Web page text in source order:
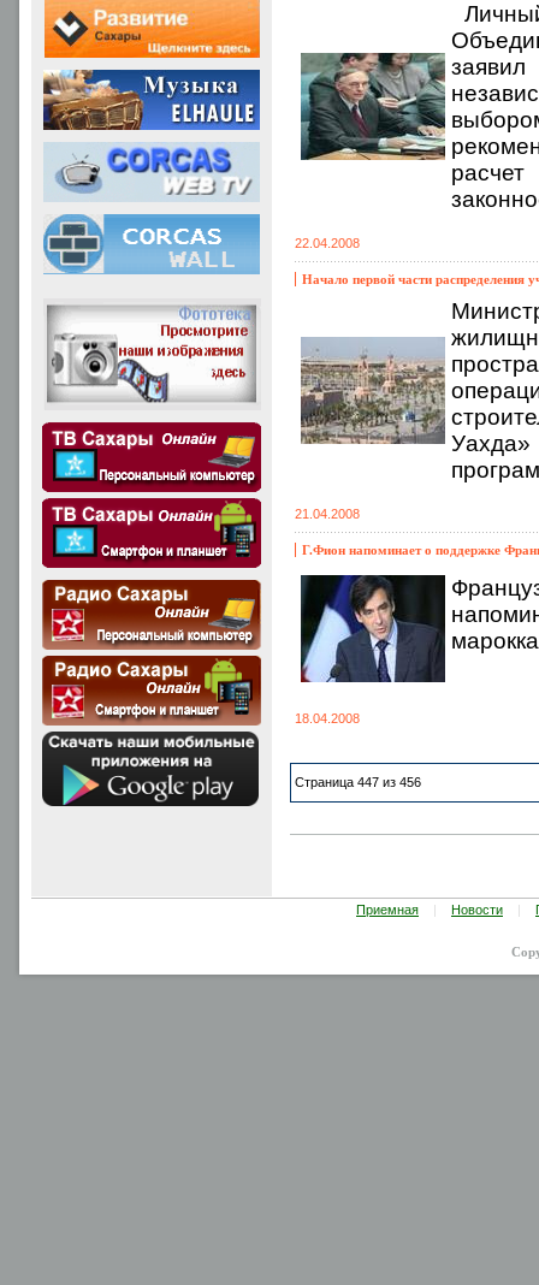
заявил
22.04.2008
Начало первой части распределения
21.04.2008
Г.Фион напоминает о поддержке
18.04.2008
Страница 447 из 456
Приемная | Новости |